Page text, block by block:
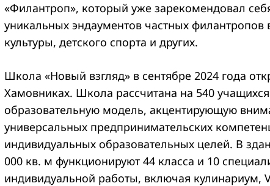
«Филантроп», который уже зарекомендовал
уникальных эндаументов частных филантропов
культуры, детского спорта и других.
Школа «Новый взгляд» в сентябре 2024 года
Хамовниках. Школа рассчитана на 540
образовательную модель, акцентирующую
универсальных предпринимательских
индивидуальных образовательных целей. В
000 кв. м функционируют 44 класса и 10
индивидуальной работы, включая кулинариум,